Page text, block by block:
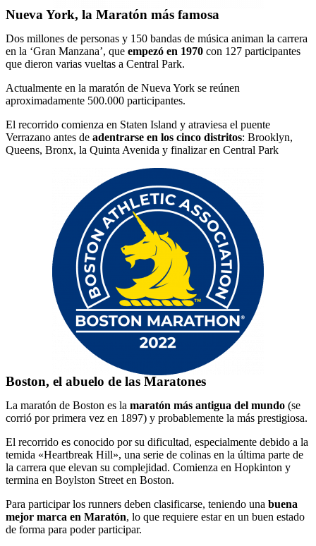
Nueva York, la Maratón más famosa
Dos millones de personas y 150 bandas de música animan la carrera
en la ‘Gran Manzana’, que empezó en 1970 con 127 participantes
que dieron varias vueltas a Central Park.
Actualmente en la maratón de Nueva York se reúnen
aproximadamente 500.000 participantes.
El recorrido comienza en Staten Island y atraviesa el puente
Verrazano antes de adentrarse en los cinco distritos: Brooklyn,
Queens, Bronx, la Quinta Avenida y finalizar en Central Park
Boston, el abuelo de las Maratones
La maratón de Boston es la maratón más antigua del mundo (se
corrió por primera vez en 1897) y probablemente la más prestigiosa.
El recorrido es conocido por su dificultad, especialmente debido a la
temida «Heartbreak Hill», una serie de colinas en la última parte de
la carrera que elevan su complejidad. Comienza en Hopkinton y
termina en Boylston Street en Boston.
Para participar los runners deben clasificarse, teniendo una buena
mejor marca en Maratón, lo que requiere estar en un buen estado
de forma para poder participar.